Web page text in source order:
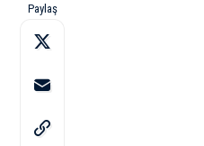
Paylaş